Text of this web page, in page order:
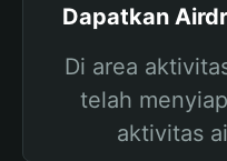
Dapatkan
Di area
telah
aktivitas